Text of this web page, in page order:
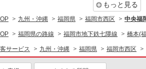
もっと見る
九州・沖縄 福岡県 福岡市西区 中央福
福岡県の路線 福岡市地下鉄七隈線 橋本(
サービス 九州・沖縄 福岡県 福岡市西区